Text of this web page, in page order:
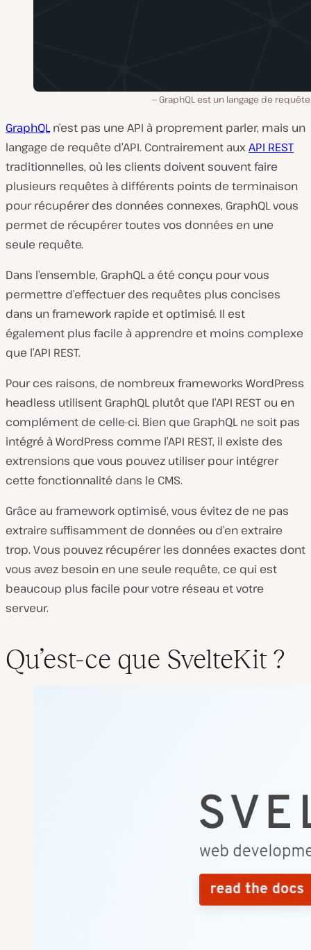
GraphQL est un langage de requête
GraphQLn’est pas une API à proprement parler, mais un
langage de requête d’API. Contrairement auxAPI REST
traditionnelles, où les clients doivent souvent faire
plusieurs requêtes à différents points de terminaison
pour récupérer des données connexes, GraphQL vous
permet de récupérer toutes vos données en une
seule requête.
Dans l’ensemble, GraphQL a été conçu pour vous
permettre d’effectuer des requêtes plus concises
dans un framework rapide et optimisé. Il est
également plus facile à apprendre et moins complexe
que l’API REST.
Pour ces raisons, de nombreux frameworks WordPress
headless utilisent GraphQL plutôt que l’API REST ou en
complément de celle-ci. Bien que GraphQL ne soit pas
intégré à WordPress comme l’API REST, il existe des
extrensions que vous pouvez utiliser pour intégrer
cette fonctionnalité dans le CMS.
Grâce au framework optimisé, vous évitez de ne pas
extraire suffisamment de données ou d’en extraire
trop. Vous pouvez récupérer les données exactes dont
vous avez besoin en une seule requête, ce qui est
beaucoup plus facile pour votre réseau et votre
serveur.
Qu’est-ce que SvelteKit ?